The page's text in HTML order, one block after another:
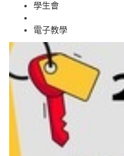
學生會
電子教學